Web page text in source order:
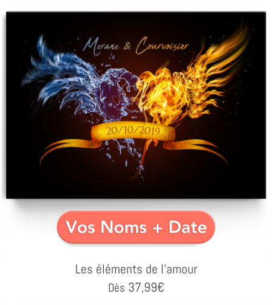
Les éléments de l'amour
Dès 37,99€